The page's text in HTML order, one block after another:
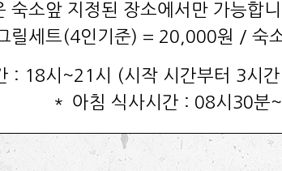
숙소앞 지정된 장소에서만 가능합
릴세트(4인기준) = 20,000원 / 숙
: 18시~21시 (시작 시간부터 3시
＊ 아침 식사시간 : 08시30분